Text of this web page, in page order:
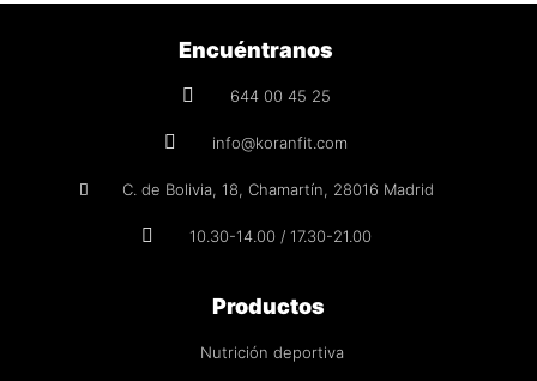
Encuéntranos
644 00 45 25
info@koranfit.com
C. de Bolivia, 18, Chamartín, 28016 Madrid
10.30-14.00 / 17.30-21.00
Productos
Nutrición deportiva